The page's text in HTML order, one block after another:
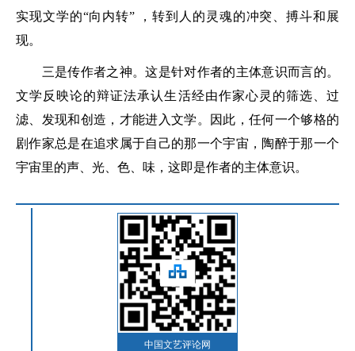
实现文学的“向内转” ，转到人的灵魂的冲突、搏斗和展
现。
三是传作者之神。这是针对作者的主体意识而言的。
文学反映论的辩证法承认生活经由作家心灵的筛选、过
滤、发现和创造，才能进入文学。因此，任何一个够格的
剧作家总是在追求属于自己的那一个宇宙，陶醉于那一个
宇宙里的声、光、色、味，这即是作者的主体意识。
中国文艺评论网